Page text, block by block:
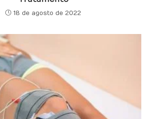
18 de agosto de 2022